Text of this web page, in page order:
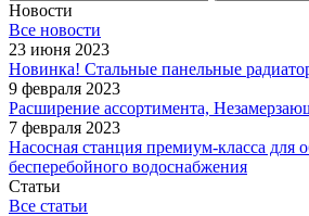
Новости
Все новости
23 июня 2023
Новинка! Стальные панельные
9 февраля 2023
Расширение ассортимента,
7 февраля 2023
Насосная станция премиум-класса для
бесперебойного водоснабжения
Статьи
Все статьи